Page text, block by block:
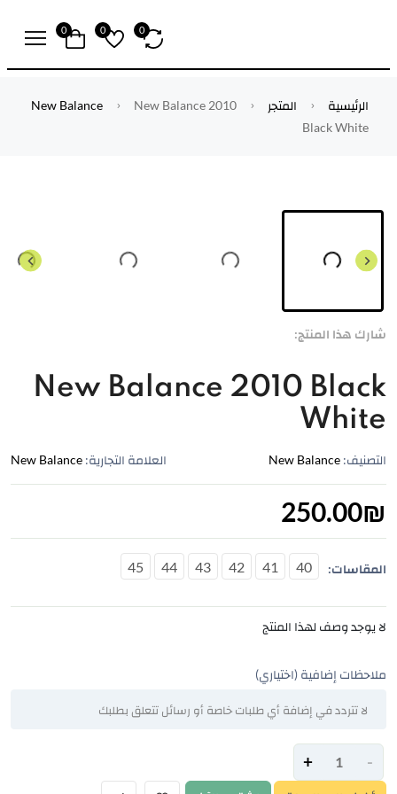
0
0
0
الرئيسية المتجر New Balance
New Balance 2010
Black White
شارك هذا المنتج:
New Balance 2010 Black
White
التصنيف: New Balance العلامة التجارية: New Balance
250.00₪
المقاسات: 40
41
42
43
44
45
لا يوجد وصف لهذا المنتج
ملاحظات إضافية (اختياري)
-
+